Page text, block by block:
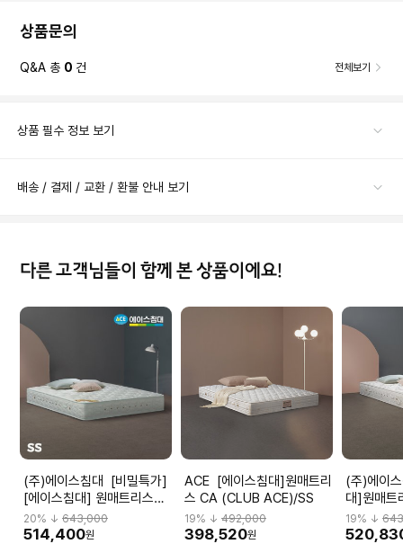
상품문의
Q&A 총 0 건 전체보기
상품 필수 정보 보기
배송 / 결제 / 교환 / 환불 안내 보기
다른 고객님들이 함께 본 상품이에요!
(주)에이스침대 [비밀특가]
[에이스침대] 원매트리스
CA2(CLUB ACE2)/SS(슈
퍼싱글사이즈)
20% ↓ 643,000
514,400원
ACE [에이스침대]원매트리
스 CA (CLUB ACE)/SS
19% ↓492,000
398,520원
(주)에이스침대
대]원매
ACE2)/SS
19% ↓